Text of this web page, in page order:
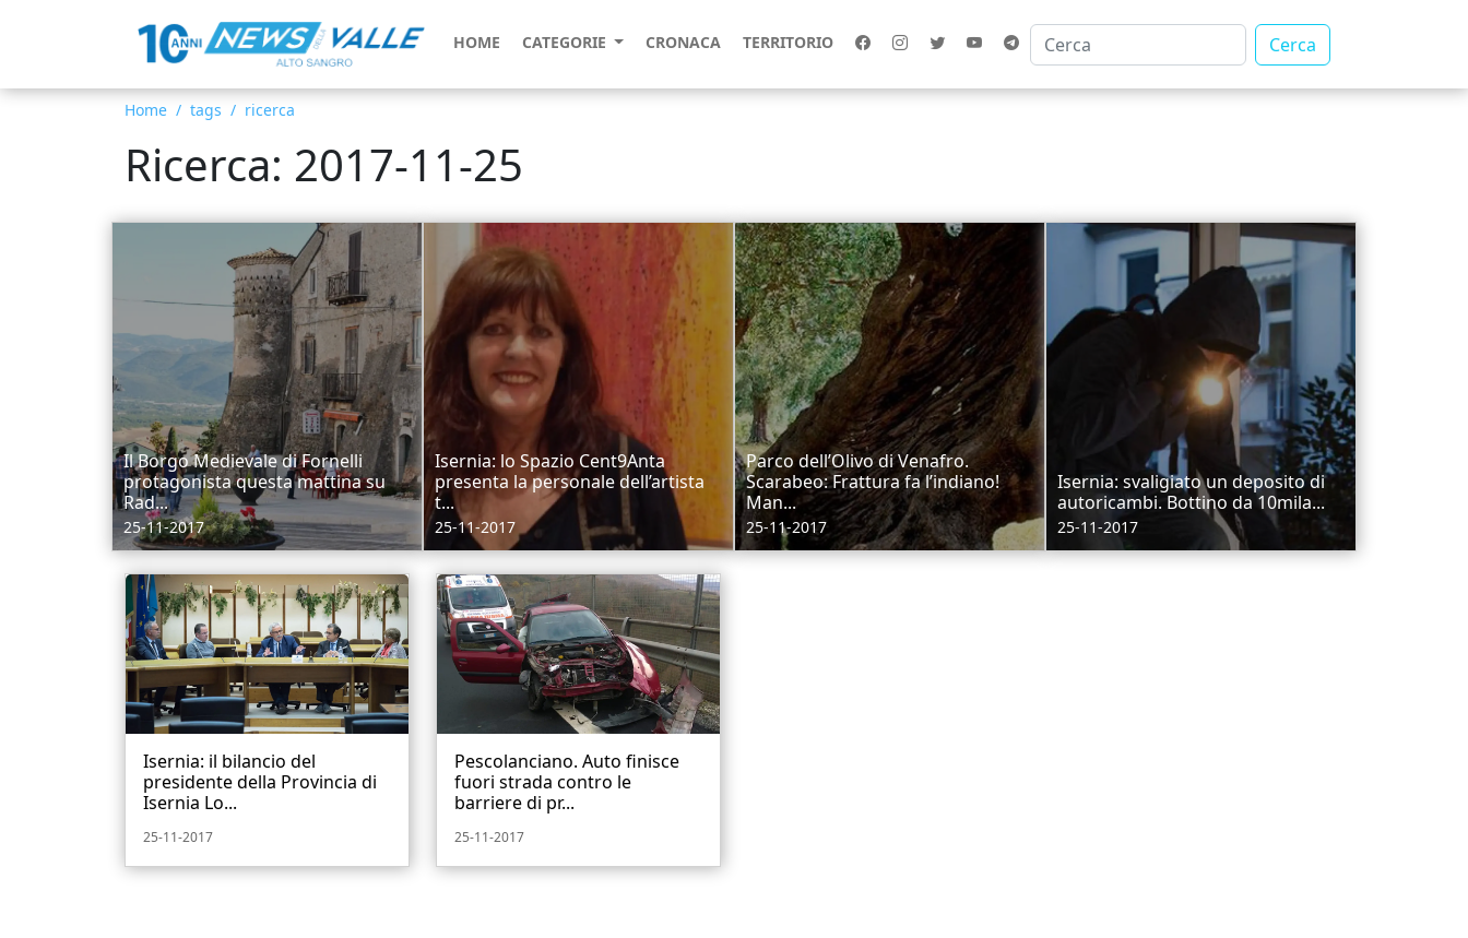
HOME CATEGORIE CRONACA TERRITORIO Cerca
Home tags ricerca
Ricerca: 2017-11-25
Il Borgo Medievale di Fornelli
protagonista questa mattina su
Rad...
25-11-2017
Isernia: lo Spazio Cent9Anta
presenta la personale dell’artista
t...
25-11-2017
Parco dell’Olivo di Venafro.
Scarabeo: Frattura fa l’indiano!
Man...
25-11-2017
Isernia: svaligiato un deposito di
autoricambi. Bottino da 10mila...
25-11-2017
Isernia: il bilancio del
presidente della Provincia di
Isernia Lo...
25-11-2017
Pescolanciano. Auto finisce
fuori strada contro le
barriere di pr...
25-11-2017